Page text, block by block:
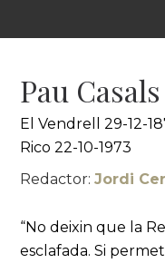
Pau Casals
El Vendrell 29-12-
Rico 22-10-1973
Redactor:Jordi
“No deixin que la
esclafada. Si